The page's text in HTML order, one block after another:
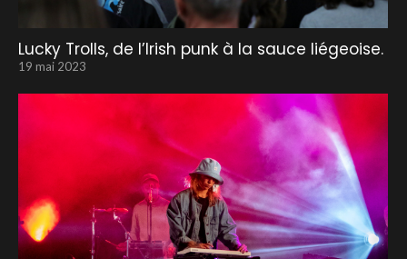
Lucky Trolls, de l’Irish punk à la sauce liégeoise.
19 mai 2023